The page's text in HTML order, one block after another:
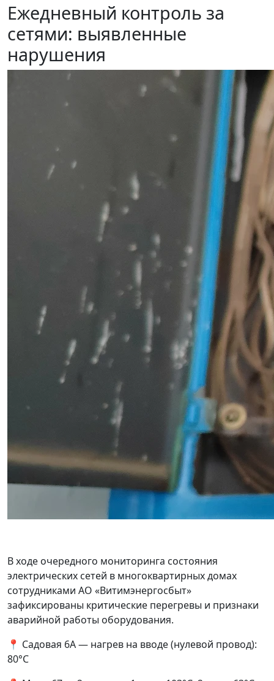
Ежедневный контроль за
сетями: выявленные
нарушения
В ходе очередного мониторинга состояния
электрических сетей в многоквартирных домах
сотрудниками АО «Витимэнергосбыт»
зафиксированы критические перегревы и признаки
аварийной работы оборудования.
📍 Садовая 6А — нагрев на вводе (нулевой провод):
80°С